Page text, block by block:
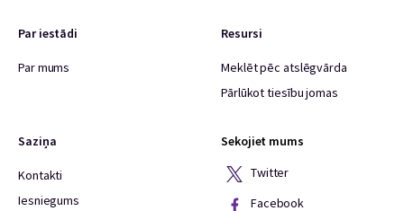
Par iestādi
Par mums
Resursi
Meklēt pēc atslēgvārda
Pārlūkot tiesību jomas
Saziņa
Kontakti
Iesniegums
Sekojiet mums
Twitter
Facebook